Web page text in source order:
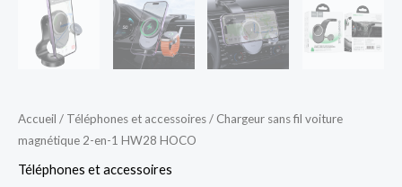
Accueil / Téléphones et accessoires/ Chargeur sans fil voiture
magnétique 2-en-1 HW28 HOCO
Téléphones et accessoires